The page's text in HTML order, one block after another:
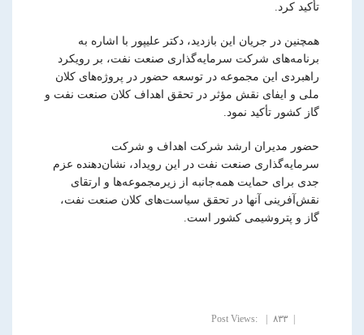
تأکید کرد.
همچنین در جریان این بازدید، دکتر علیپور با اشاره به
برنامه‌های شرکت سرمایه‌گذاری صنعت نفت، بر رویکرد
راهبردی این مجموعه در توسعه حضور در پروژه‌های کلان
ملی و ایفای نقش مؤثر در تحقق اهداف کلان صنعت نفت و
گاز کشور تأکید نمود.
حضور مدیران ارشد شرکت اهداف و شرکت
سرمایه‌گذاری صنعت نفت در این رویداد، نشان‌دهنده عزم
جدی برای حمایت همه‌جانبه از زیرمجموعه‌ها و ارتقای
نقش‌آفرینی آنها در تحقق سیاست‌های کلان صنعت نفت،
گاز و پتروشیمی کشور است.
Post Views: ۸۳۳